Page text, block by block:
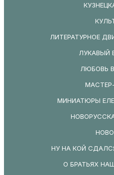
ЛИТЕРАТУРНОЕ
ЛУКАВЫЙ
ЛЮБОВЬ
МИНИАТЮРЫ
НУ НА КОЙ
О БРАТЬЯХ